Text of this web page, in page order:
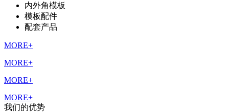
内外角模板
模板配件
配套产品
MORE+
MORE+
MORE+
MORE+
我们的优势